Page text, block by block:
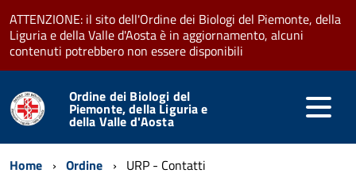
ATTENZIONE: il sito dell'Ordine dei Biologi del Piemonte, della
Liguria e della Valle d'Aosta è in aggiornamento, alcuni
contenuti potrebbero non essere disponibili
Ordine dei Biologi del
Piemonte, della Liguria e
della Valle d'Aosta
Home Ordine URP - Contatti